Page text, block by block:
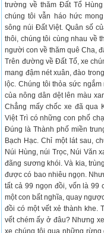
trường về thăm Đất Tổ
chúng tôi vẫn háo hức
sông núi Đất Việt. Quân số
thôi, chúng tôi cùng nhau về
người con về thăm quê Cha,
Trên đường về Đất Tổ, xe
mang đậm nét xuân, đào
lộc. Chúng tôi thỏa sức
của nông dân dệt lên màu
Chẳng mấy chốc xe đã qua
Việt Trì có những con phố
Đúng là Thành phố miền
Bạch Hạc. Chỉ một lát sau,
Núi Hùng, núi Trọc, Núi Văn
đãng sương khói. Và kia,
được có bao nhiêu ngọn.
tất cả 99 ngọn đồi, vốn là 99
một con bất nghĩa, quay
đồi có một vết xẻ thành khe.
vết chém ấy ở đâu? Nhưng
xe chúng tôi qua những